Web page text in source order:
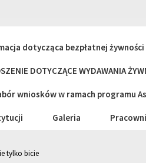
dotycząca bezpłatnej żywności
DOTYCZĄCE WYDAWANIA
wniosków w ramach programu
Galeria
tylko bicie